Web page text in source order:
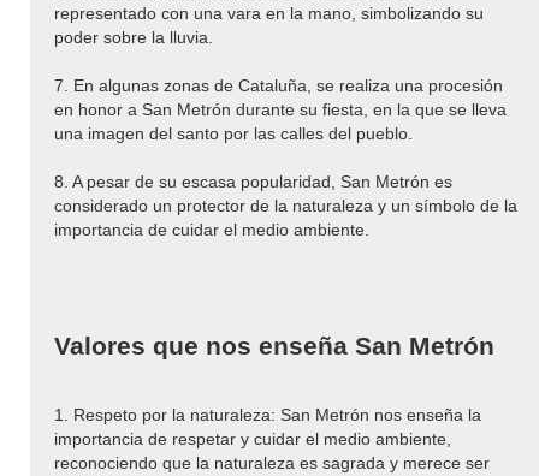
representado con una vara en la mano, simbolizando su
poder sobre la lluvia.
7. En algunas zonas de Cataluña, se realiza una procesión
en honor a San Metrón durante su fiesta, en la que se lleva
una imagen del santo por las calles del pueblo.
8. A pesar de su escasa popularidad, San Metrón es
considerado un protector de la naturaleza y un símbolo de la
importancia de cuidar el medio ambiente.
Valores que nos enseña San Metrón
1. Respeto por la naturaleza: San Metrón nos enseña la
importancia de respetar y cuidar el medio ambiente,
reconociendo que la naturaleza es sagrada y merece ser